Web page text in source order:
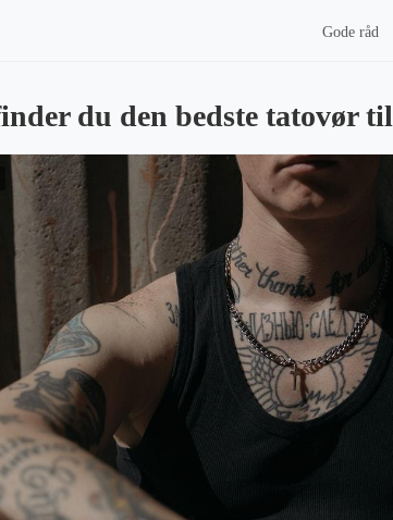
Gode råd
du den bedste tatovør